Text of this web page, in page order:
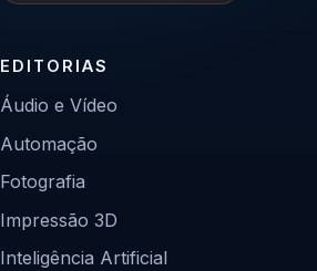
EDITORIAS
Áudio e Vídeo
Automação
Fotografia
Impressão 3D
Inteligência Artificial